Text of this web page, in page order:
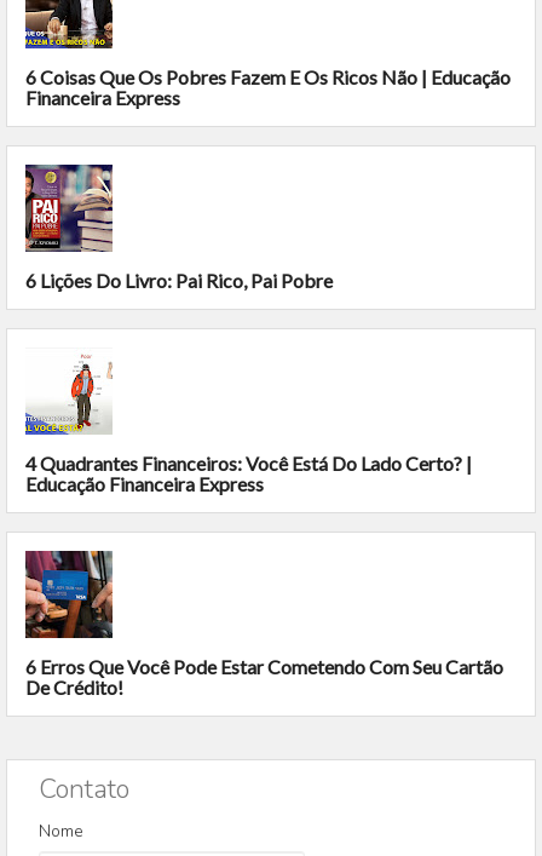
6 Coisas Que Os Pobres Fazem E Os Ricos Não | Educação
Financeira Express
6 Lições Do Livro: Pai Rico, Pai Pobre
4 Quadrantes Financeiros: Você Está Do Lado Certo? |
Educação Financeira Express
6 Erros Que Você Pode Estar Cometendo Com Seu Cartão
De Crédito!
Contato
Nome